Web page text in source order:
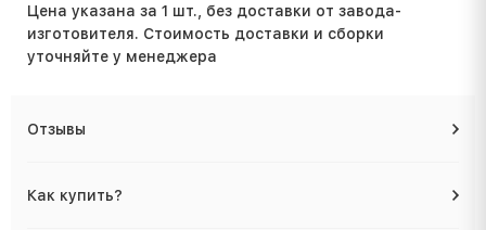
Цена указана за 1 шт., без доставки от завода-
изготовителя. Стоимость доставки и сборки
уточняйте у менеджера
Отзывы
Как купить?